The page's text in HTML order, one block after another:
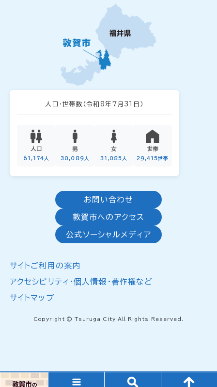
人口・世帯数 （令和8年7月31日）
人口
61,174人
男
30,089人
女
31,085人
世帯
29,415世帯
お問い合わせ
敦賀市へのアクセス
公式ソーシャルメディア
サイトご利用の案内
アクセシビリティ・個人情報・著作権など
サイトマップ
Copyright © Tsuruga City All Rights Reserved.